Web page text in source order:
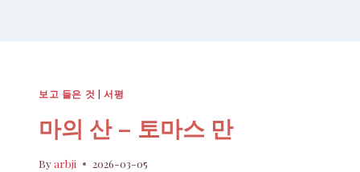
보고 들은 것 | 서평
마의 산 – 토마스 만
Byarbji 2026-03-05